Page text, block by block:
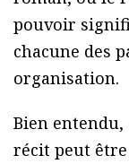
pouvoir
chacune des
organisation.
Bien
récit peut